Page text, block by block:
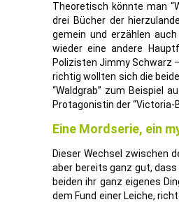
Theoretisch könnte man
drei Bücher der
gemein und erzählen
wieder eine andere
Polizisten Jimmy Schwarz
richtig wollten sich die
“Waldgrab” zum Beispiel
Protagonistin der “Victoria-
Eine Mordserie, ein
Dieser Wechsel zwischen
aber bereits ganz gut, dass
beiden ihr ganz eigenes
dem Fund einer Leiche,